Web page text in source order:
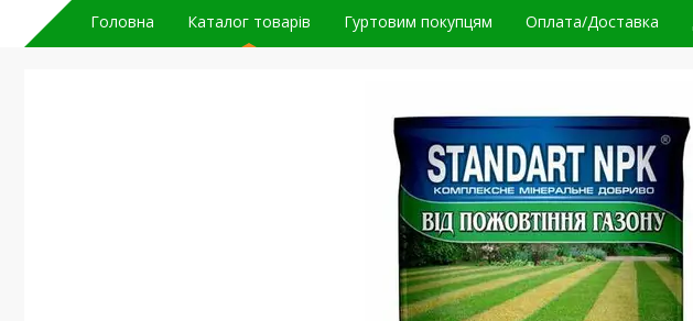
Головна Каталог товарів Гуртовим покупцям Оплата/Доставка